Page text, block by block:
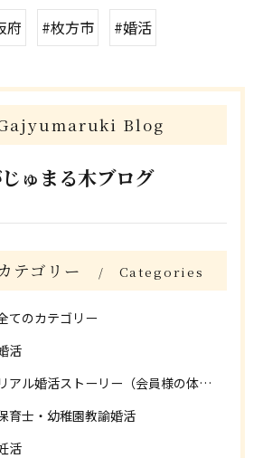
府 #枚方市 #婚活
Blog
ゅまる木ブログ
テゴリー Categories
てのカテゴリー
活
リアル婚活ストーリー（会員様の体験談）
育士・幼稚園教諭婚活
活